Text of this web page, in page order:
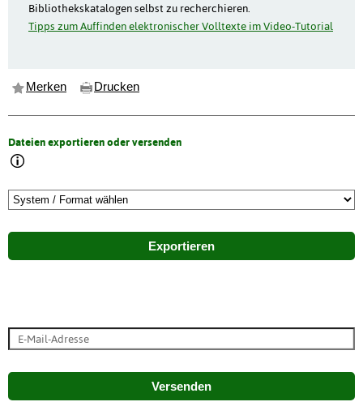
Bibliothekskatalogen selbst zu recherchieren.
Tipps zum Auffinden elektronischer Volltexte im Video-Tutorial
Merken Drucken
Dateien exportieren oder versenden
Exportieren
Versenden